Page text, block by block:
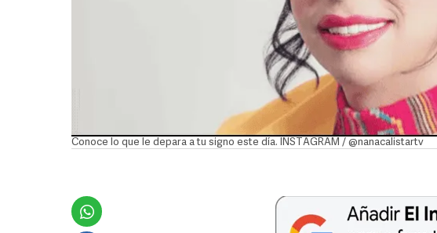
Conoce lo que le depara a tu signo este día. INSTAGRAM / @nanacalistartv